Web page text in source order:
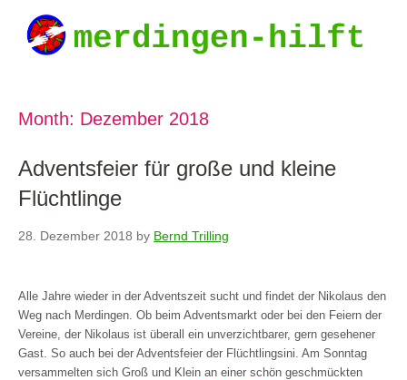
Month: Dezember 2018
Adventsfeier für große und kleine
Flüchtlinge
28. Dezember 2018 by Bernd Trilling
Alle Jahre wieder in der Adventszeit sucht und findet der Nikolaus den
Weg nach Merdingen. Ob beim Adventsmarkt oder bei den Feiern der
Vereine, der Nikolaus ist überall ein unverzichtbarer, gern gesehener
Gast. So auch bei der Adventsfeier der Flüchtlingsini. Am Sonntag
versammelten sich Groß und Klein an einer schön geschmückten